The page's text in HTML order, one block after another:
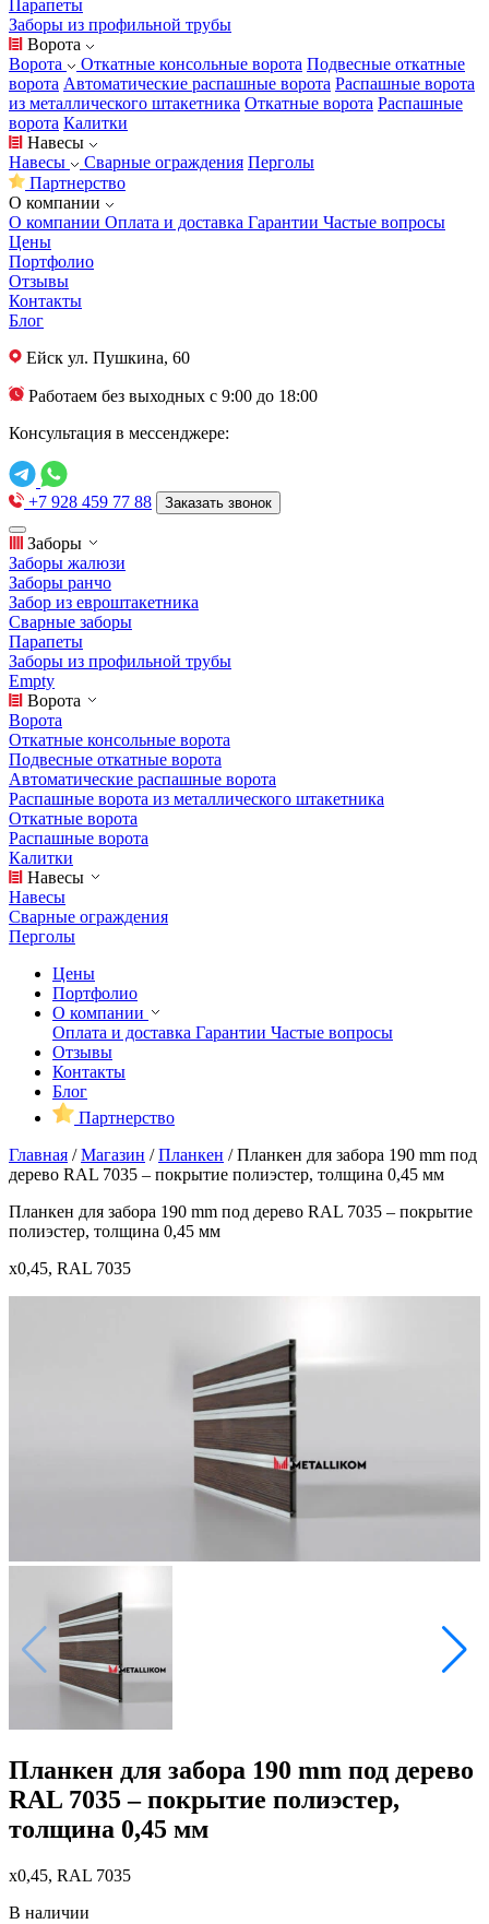
Парапеты
Заборы из профильной трубы
Ворота
Ворота
Откатные консольные ворота Подвесные откатные
ворота Автоматические распашные ворота Распашные ворота
из металлического штакетника Откатные ворота Распашные
ворота Калитки
Навесы
Навесы
Сварные ограждения Перголы
Партнерство
О компании
О компании Оплата и доставка Гарантии Частые вопросы
Цены
Портфолио
Отзывы
Контакты
Блог
Ейск ул. Пушкина, 60
Работаем без выходных с 9:00 до 18:00
Консультация в мессенджере:
+7 928 459 77 88 Заказать звонок
Заборы
Заборы жалюзи
Заборы ранчо
Забор из евроштакетника
Сварные заборы
Парапеты
Заборы из профильной трубы
Empty
Ворота
Ворота
Откатные консольные ворота
Подвесные откатные ворота
Автоматические распашные ворота
Распашные ворота из металлического штакетника
Откатные ворота
Распашные ворота
Калитки
Навесы
Навесы
Сварные ограждения
Перголы
Цены
Портфолио
О компании
Оплата и доставка Гарантии Частые вопросы
Отзывы
Контакты
Блог
Партнерство
Главная /Магазин /Планкен /Планкен для забора 190 mm под
дерево RAL 7035 – покрытие полиэстер, толщина 0,45 мм
Планкен для забора 190 mm под дерево RAL 7035 – покрытие
полиэстер, толщина 0,45 мм
x0,45, RAL 7035
Планкен для забора 190 mm под дерево
RAL 7035 – покрытие полиэстер,
толщина 0,45 мм
x0,45, RAL 7035
В наличии